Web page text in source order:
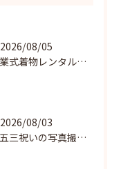
2026/08/05
卒業式着物レンタルの選び方と魅力
2026/08/03
七五三祝いの写真撮影で残す成長の瞬間